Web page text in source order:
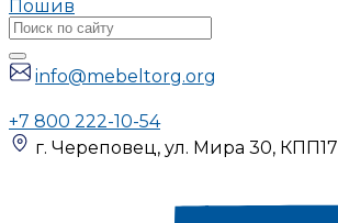
Пошив
info@mebeltorg.org
+7 800 222-10-54
г. Череповец, ул. Мира 30, КПП17